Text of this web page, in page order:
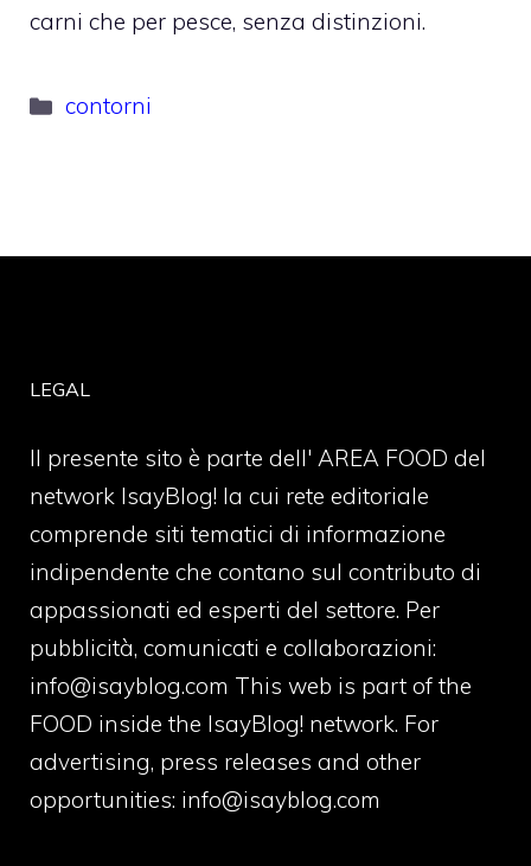
carni che per pesce, senza distinzioni.
Categorie
contorni
LEGAL
Il presente sito è parte dell' AREA FOOD del
network IsayBlog! la cui rete editoriale
comprende siti tematici di informazione
indipendente che contano sul contributo di
appassionati ed esperti del settore. Per
pubblicità, comunicati e collaborazioni:
info@isayblog.com This web is part of the
FOOD inside the IsayBlog! network. For
advertising, press releases and other
opportunities: info@isayblog.com